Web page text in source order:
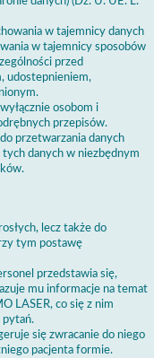
w tajemnicy danych
w tajemnicy sposobów
przed
udostepnieniem,
osobom i
przepisów.
przetwarzania danych
danych w niezbędnym
lecz także do
tym postawę
przedstawia się,
mu informacje na temat
LASER, co się z nim
pytań.
się zwracanie do niego
pacjenta formie.